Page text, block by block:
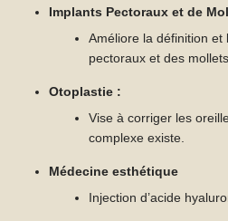
Implants Pectoraux et de
Améliore la définition et
pectoraux et des mollets
Otoplastie :
Vise à corriger les
complexe existe.
Médecine esthétique
Injection d’acide